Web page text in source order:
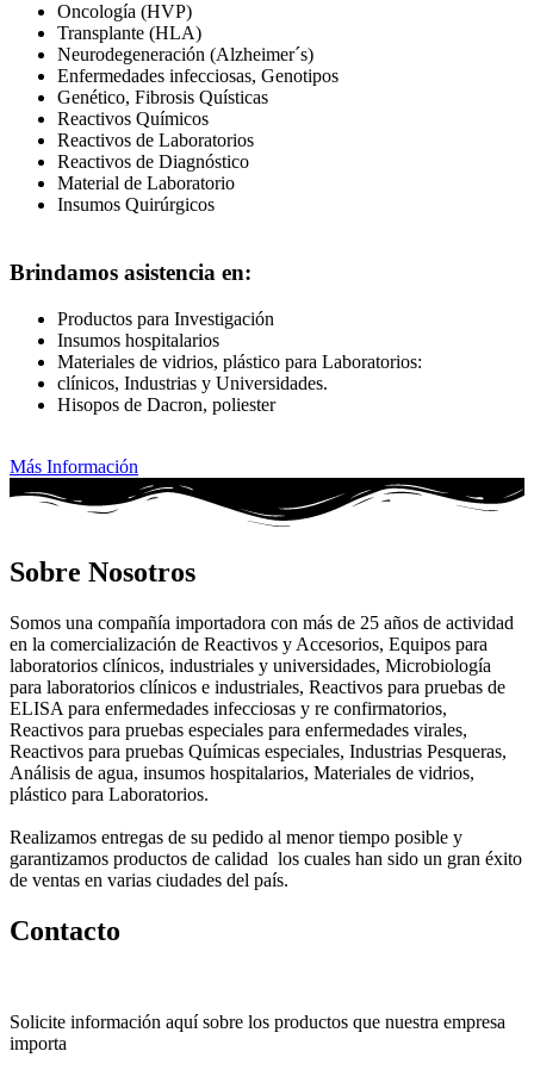
Oncología (HVP)
Transplante (HLA)
Neurodegeneración (Alzheimer´s)
Enfermedades infecciosas, Genotipos
Genético, Fibrosis Quísticas
Reactivos Químicos
Reactivos de Laboratorios
Reactivos de Diagnóstico
Material de Laboratorio
Insumos Quirúrgicos
Brindamos asistencia en:
Productos para Investigación
Insumos hospitalarios
Materiales de vidrios, plástico para Laboratorios:
clínicos, Industrias y Universidades.
Hisopos de Dacron, poliester
Más Información
Sobre Nosotros
Somos una compañía importadora con más de 25 años de actividad
en la comercialización de Reactivos y Accesorios, Equipos para
laboratorios clínicos, industriales y universidades, Microbiología
para laboratorios clínicos e industriales, Reactivos para pruebas de
ELISA para enfermedades infecciosas y re confirmatorios,
Reactivos para pruebas especiales para enfermedades virales,
Reactivos para pruebas Químicas especiales, Industrias Pesqueras,
Análisis de agua, insumos hospitalarios, Materiales de vidrios,
plástico para Laboratorios.
Realizamos entregas de su pedido al menor tiempo posible y
garantizamos productos de calidad los cuales han sido un gran éxito
de ventas en varias ciudades del país.
Contacto
Solicite información aquí sobre los productos que nuestra empresa
importa